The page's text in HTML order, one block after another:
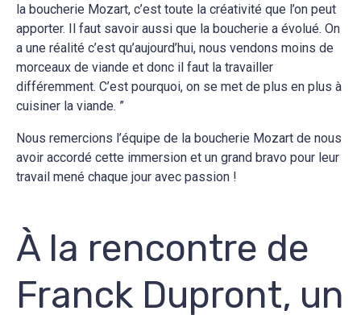
la boucherie Mozart, c’est toute la créativité que l’on peut
apporter. Il faut savoir aussi que la boucherie a évolué. On
a une réalité c’est qu’aujourd’hui, nous vendons moins de
morceaux de viande et donc il faut la travailler
différemment. C’est pourquoi, on se met de plus en plus à
cuisiner la viande. ”
Nous remercions l’équipe de la boucherie Mozart de nous
avoir accordé cette immersion et un grand bravo pour leur
travail mené chaque jour avec passion !
À la rencontre de
Franck Dupront, un